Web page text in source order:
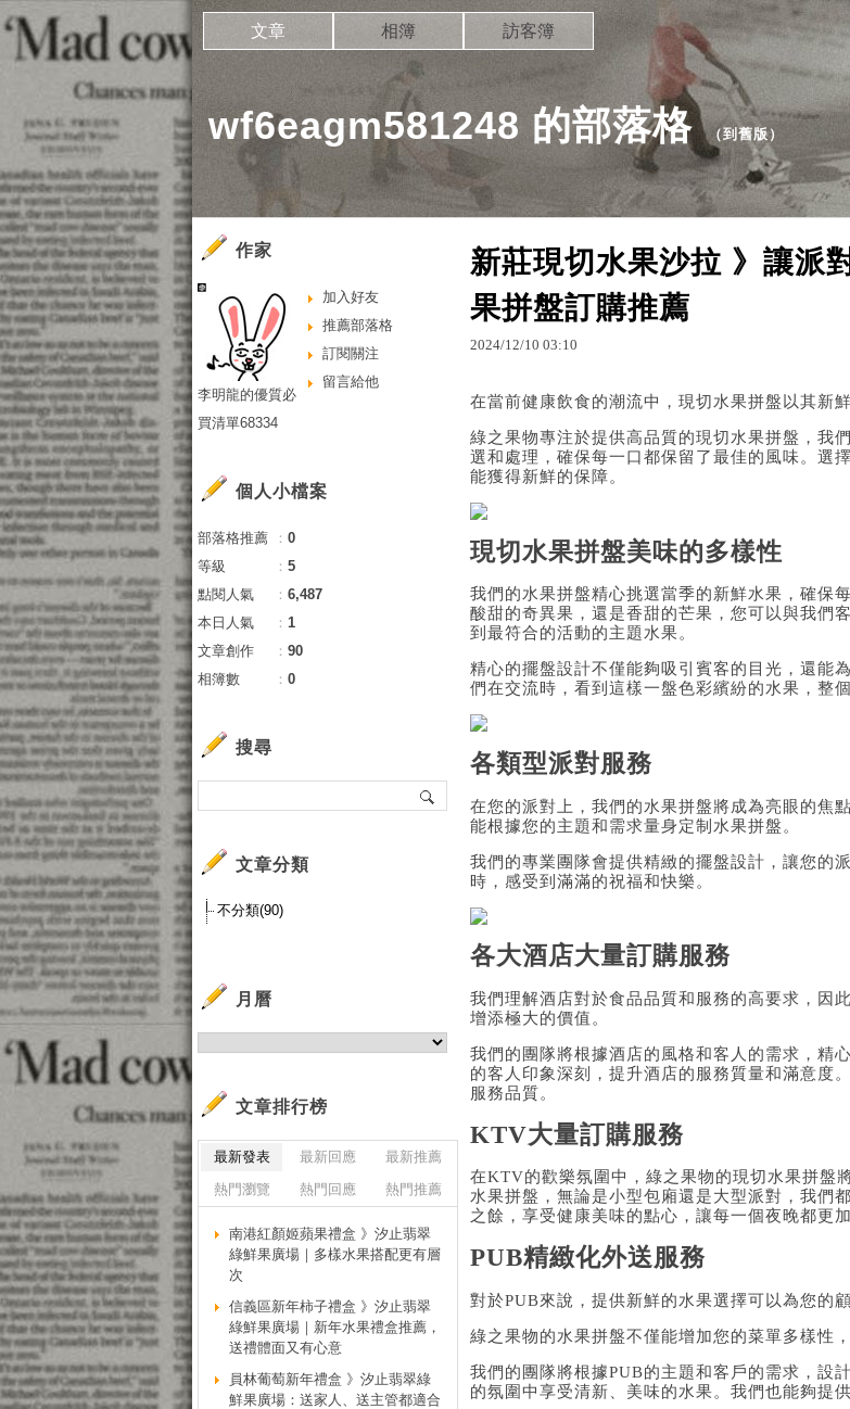
wf6eagm581248 的部落格 （到舊版）
文章 相簿 訪客簿
新莊現切水果沙拉 》讓派
果拼盤訂購推薦
2024/12/10 03:10
在當前健康飲食的潮流中，現切水果拼盤以其新
綠之果物專注於提供高品質的現切水果拼盤，我
選和處理，確保每一口都保留了最佳的風味。選
能獲得新鮮的保障。
現切水果拼盤美味的多樣性
我們的水果拼盤精心挑選當季的新鮮水果，確保
酸甜的奇異果，還是香甜的芒果，您可以與我們
到最符合的活動的主題水果。
精心的擺盤設計不僅能夠吸引賓客的目光，還能
們在交流時，看到這樣一盤色彩繽紛的水果，整
各類型派對服務
在您的派對上，我們的水果拼盤將成為亮眼的焦
能根據您的主題和需求量身定制水果拼盤。
我們的專業團隊會提供精緻的擺盤設計，讓您的
時，感受到滿滿的祝福和快樂。
各大酒店大量訂購服務
我們理解酒店對於食品品質和服務的高要求，因
增添極大的價值。
我們的團隊將根據酒店的風格和客人的需求，精
的客人印象深刻，提升酒店的服務質量和滿意度
服務品質。
KTV大量訂購服務
在KTV的歡樂氛圍中，綠之果物的現切水果拼盤
水果拼盤，無論是小型包廂還是大型派對，我們
之餘，享受健康美味的點心，讓每一個夜晚都更加
PUB精緻化外送服務
對於PUB來說，提供新鮮的水果選擇可以為您的
綠之果物的水果拼盤不僅能增加您的菜單多樣性
我們的團隊將根據PUB的主題和客戶的需求，設
的氛圍中享受清新、美味的水果。我們也能夠提
作家
加入好友
推薦部落格
訂閱關注
留言給他
李明龍的優質必
買清單68334
個人小檔案
部落格推薦 ： 0
等級
： 5
點閱人氣
： 6,487
本日人氣
： 1
文章創作
： 90
相簿數
： 0
搜尋
文章分類
不分類(90)
月曆
文章排行榜
最新發表 最新回應
最新推薦
熱門瀏覽
熱門回應 熱門推薦
南港紅顏姬蘋果禮盒 》汐止翡翠
綠鮮果廣場｜多樣水果搭配更有層
次
信義區新年柿子禮盒 》汐止翡翠
綠鮮果廣場｜新年水果禮盒推薦，
送禮體面又有心意
員林葡萄新年禮盒 》汐止翡翠綠
鮮果廣場：送家人、送主管都適合